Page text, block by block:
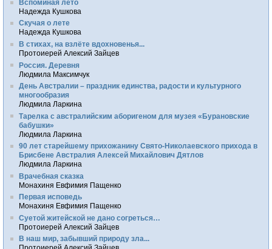
Вспоминая лето
Надежда Кушкова
Скучая о лете
Надежда Кушкова
В стихах, на взлёте вдохновенья...
Протоиерей Алексий Зайцев
Россия. Деревня
Людмила Максимчук
День Австралии – праздник единства, радости и культурного
многообразия
Людмила Ларкина
Тарелка с австралийским аборигеном для музея «Бурановские
бабушки»
Людмила Ларкина
90 лет старейшему прихожанину Свято-Николаевского прихода в
Брисбене Австралия Алексей Михайлович Дятлов
Людмила Ларкина
Врачебная сказка
Монахиня Евфимия Пащенко
Первая исповедь
Монахиня Евфимия Пащенко
Суетой житейской не дано согреться…
Протоиерей Алексий Зайцев
В наш мир, забывший природу зла...